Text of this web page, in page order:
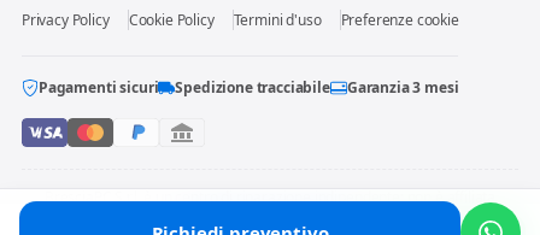
Privacy Policy
Cookie Policy Termini d'uso Preferenze cookie
Pagamenti sicuri Spedizione tracciabile Garanzia 3 mesi
BresciaPC S.r.l. è un centro di riparazione indipendente: non è affiliata
né autorizzata dai produttori dei dispositivi riparati. Marchi e loghi